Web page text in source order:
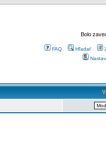
Bolo
FAQ Hľadať